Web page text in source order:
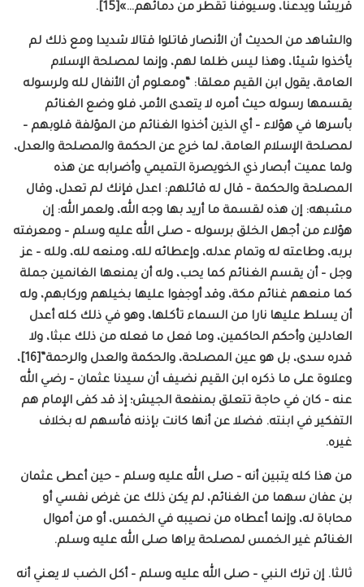
قريشا ويدعنا، وسيوفنا تقطر من دمائهم…»[15].
والشاهد من الحديث أن الأنصار قاتلوا قتالا شديدا ومع ذلك لم
يأخذوا شيئا، وهذا ليس ظلما لهم، وإنما لمصلحة الإسلام
العامة، يقول ابن القيم معلقا: “ومعلوم أن الأنفال لله ولرسوله
يقسمها رسوله حيث أمره لا يتعدى الأمر، فلو وضع الغنائم
بأسرها في هؤلاء – أي الذين أخذوا الغنائم من المؤلفة قلوبهم –
لمصلحة الإسلام العامة، لما خرج عن الحكمة والمصلحة والعدل،
ولما عميت أبصار ذي الخويصرة التميمي وأضرابه عن هذه
المصلحة والحكمة – قال له قائلهم: اعدل فإنك لم تعدل، وقال
مشبهه: إن هذه لقسمة ما أريد بها وجه الله، ولعمر الله: إن
هؤلاء من أجهل الخلق برسوله – صلى الله عليه وسلم – ومعرفته
بربه، وطاعته له وتمام عدله، وإعطائه لله، ومنعه لله، ولله – عز
وجل – أن يقسم الغنائم كما يحب، وله أن يمنعها الغانمين جملة
كما منعهم غنائم مكة، وقد أوجفوا عليها بخيلهم وركابهم، وله
أن يسلط عليها نارا من السماء تأكلها، وهو في ذلك كله أعدل
العادلين وأحكم الحاكمين، وما فعل ما فعله من ذلك عبثا، ولا
قدره سدى، بل هو عين المصلحة، والحكمة والعدل والرحمة”[16]،
وعلاوة على ما ذكره ابن القيم نضيف أن سيدنا عثمان – رضي الله
عنه – كان في حاجة تتعلق بمنفعة الجيش؛ إذ قد كفى الإمام هم
التفكير في ابنته. فضلا عن أنها كانت بإذنه فأسهم له بخلاف
غيره.
من هذا كله يتبين أنه – صلى الله عليه وسلم – حين أعطى عثمان
بن عفان سهما من الغنائم، لم يكن ذلك عن غرض نفسي أو
محاباة له، وإنما أعطاه من نصيبه في الخمس، أو من أموال
الغنائم غير الخمس لمصلحة يراها صلى الله عليه وسلم.
ثالثا. إن ترك النبي – صلى الله عليه وسلم – أكل الضب لا يعني أنه